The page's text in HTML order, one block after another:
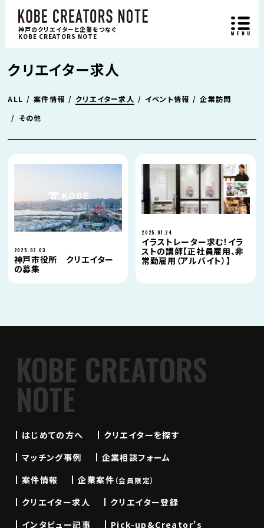
神戸のクリエイターと企業をつなぐ
KOBE CREATORS NOTE
クリエイター求人
ALL 案件情報 クリエイター求人 イベント情報
企業訪問
その他
2025.02.03
神戸市役所 クリエイター
の募集
2025.01.24
イラストレーター求む！イラ
ストの講師【正社員雇用、非
常勤雇用（アルバイト）】
KOBE CREATORS
NOTE
はじめての方へ
クリエイターを探す
マッチング事例
企業相談フォーム
案件情報
企業案件（会員限定）
クリエイター求人
クリエイター登録
インタビュー記事
Pick-up&Creator's